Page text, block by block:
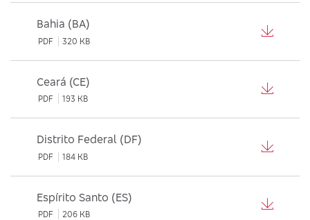
Bahia (BA)
PDF 320 KB
Ceará (CE)
PDF 193 KB
Distrito Federal (DF)
PDF 184 KB
Espírito Santo (ES)
PDF 206 KB